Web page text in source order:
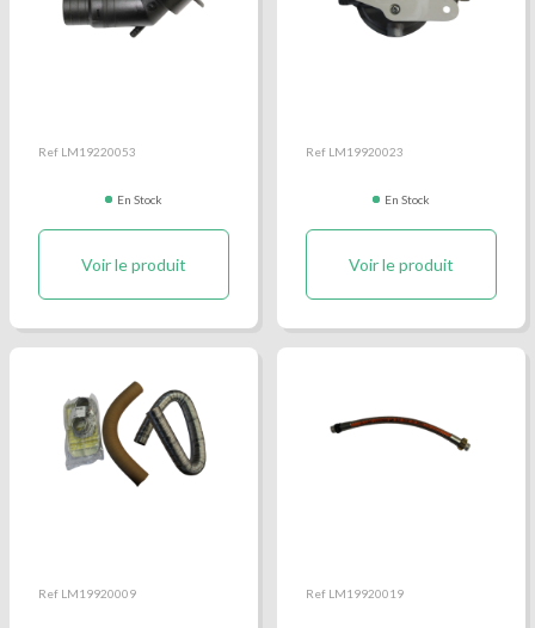
Ref LM19220053
En Stock
Voir le produit
Ref LM19920023
En Stock
Voir le produit
Ref LM19920009 Ref LM19920019